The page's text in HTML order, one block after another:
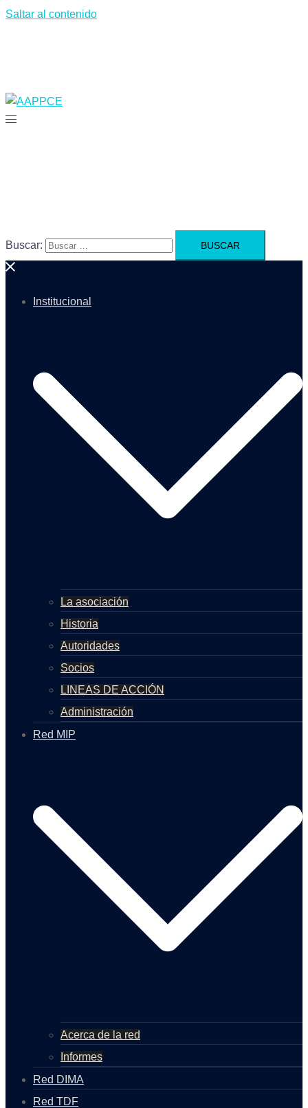
Saltar al contenido
Buscar:
Institucional
La asociación
Historia
Autoridades
Socios
LINEAS DE ACCIÓN
Administración
Red MIP
Acerca de la red
Informes
Red DIMA
Red TDF